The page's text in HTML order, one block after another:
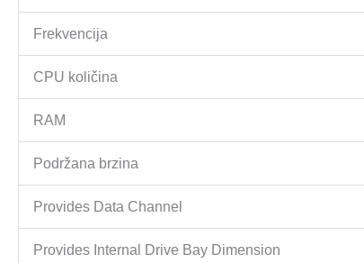
Frekvencija
CPU količina
RAM
Podržana brzina
Provides Data Channel
Provides Internal Drive Bay Dimension